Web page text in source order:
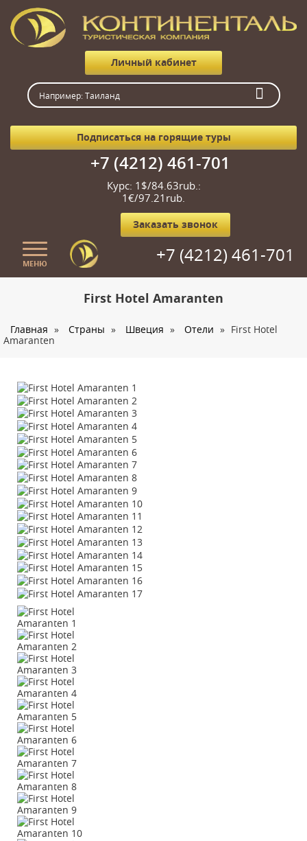
Личный кабинет
Подписаться на горящие туры
+7 (4212) 461-701
Курс: 1$/84.63rub.:
1€/97.21rub.
Заказать звонок
МЕНЮ +7 (4212) 461-701
Страны
Туристам
Корпоративное обслуживание
Новости
Контакты
First Hotel Amaranten
Главная » Страны » Швеция » Отели » First Hotel
Amaranten